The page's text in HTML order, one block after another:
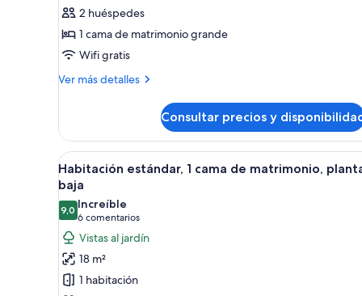
cama
de
matrimonio
grande,
mar
2 huéspedes
1 cama de matrimonio grande
Wifi gratis
Ver más detalles
Más
Royal,
cama
de
matrimonio
grande,
frente
al
mar
Consultar precios y
Abrir
todas
las
fotos
de
Habitación
estándar,
Una cama bien hecha con
26
Habitación estándar, 1 cama de matrimonio,
baja
9,09,0 de 10
Increíble
6 comentarios
(6 comentarios)
Vistas al jardín
18 m²
1 habitación